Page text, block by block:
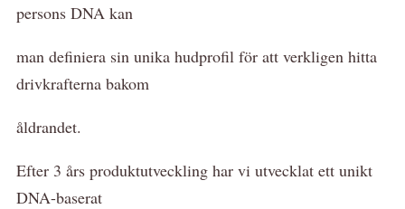
persons DNA kan
man definiera sin unika hudprofil för att verkligen hitta
drivkrafterna bakom
åldrandet.
Efter 3 års produktutveckling har vi utvecklat ett unikt
DNA-baserat